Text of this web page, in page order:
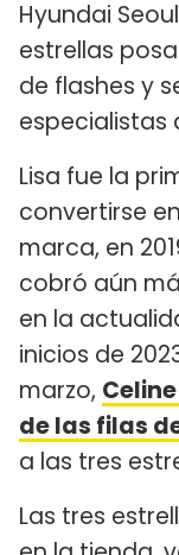
Hyundai
estrellas
de flashes y
especialistas
Lisa fue la
convertirse
marca, en
cobró aún
en la
inicios de
marzo,
de las filas
a las tres
Las tres